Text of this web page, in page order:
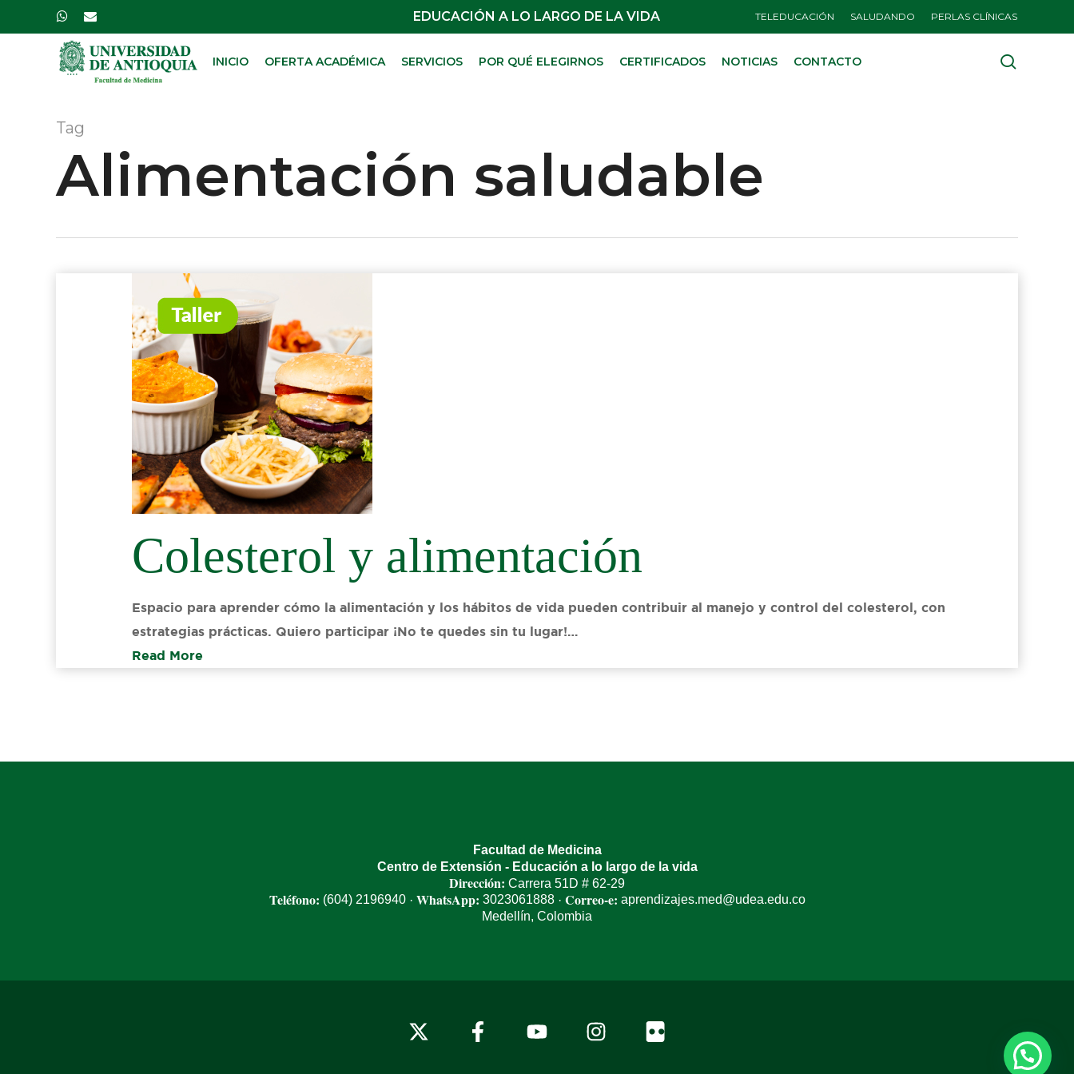
to
whatsapp
email EDUCACIÓN A LO LARGO DE LA VIDA TELEDUCACIÓN SALUDANDO PERLAS CLÍNICAS
INICIO OFERTA ACADÉMICA SERVICIOS POR QUÉ ELEGIRNOS CERTIFICADOS NOTICIAS CONTACTO
Tag
Alimentación saludable
Colesterol y alimentación
Espacio para aprender cómo la alimentación y los hábitos de vida pueden contribuir al manejo y control del colesterol, con
estrategias prácticas. Quiero participar ¡No te quedes sin tu lugar!…
Read More
Facultad de Medicina
Centro de Extensión - Educación a lo largo de la vida
Dirección: Carrera 51D # 62-29
Teléfono: (604) 2196940· WhatsApp: 3023061888· Correo-e: aprendizajes.med@udea.edu.co
Medellín, Colombia
x-
facebook instagram flickr